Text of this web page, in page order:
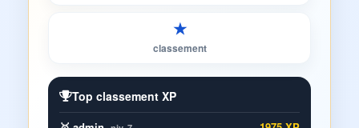
★
classement
Top classement XP